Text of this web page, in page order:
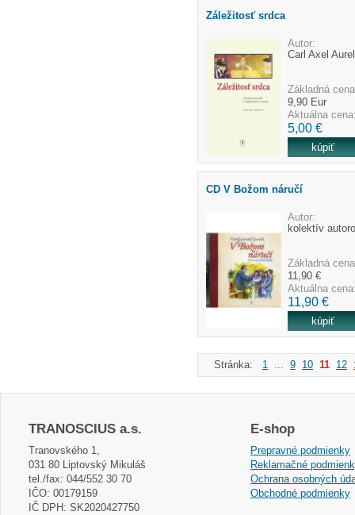
Záležitosť srdca
Autor:
Carl Axel
Základná
9,90 Eur
Aktuálna
5,00 €
CD V Božom náručí
Autor:
kolektív
Základná
11,90 €
Aktuálna
11,90 €
Stránka: 1 ... 9 10 11 12
TRANOSCIUS a.s.
Tranovského 1,
031 80 Liptovský Mikuláš
tel./fax: 044/552 30 70
IČO: 00179159
IČ DPH: SK2020427750
E-shop
Prepravné podmienky
Reklamačné
Ochrana osobných
Obchodné podmienky